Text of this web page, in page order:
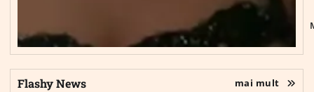
Flashy News mai mult